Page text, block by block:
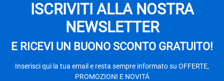
ISCRIVITI ALLA NOSTRA
NEWSLETTER
E RICEVI UN BUONO SCONTO GRATUITO!
Inserisci qui la tua email e resta sempre informato su OFFERTE,
PROMOZIONI E NOVITÁ